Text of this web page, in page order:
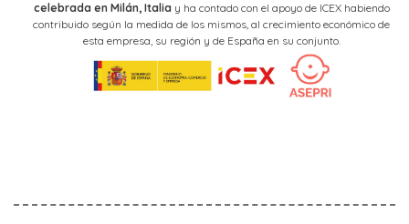
celebrada en Milán, Italiay ha contado con el apoyo de ICEX habiendo
contribuido según la medida de los mismos, al crecimiento económico de
esta empresa, su región y de España en su conjunto.